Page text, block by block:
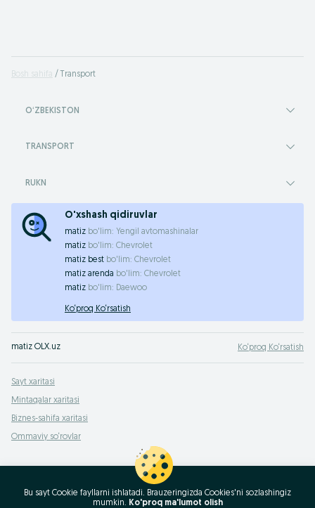
Bosh sahifa Transport
OʻZBEKISTON
TRANSPORT
RUKN
O'xshash qidiruvlar
matiz bo'lim: Yengil avtomashinalar
matiz bo'lim: Chevrolet
matiz best bo'lim: Chevrolet
matiz arenda bo'lim: Chevrolet
matiz bo'lim: Daewoo
Ko‘proq Ko‘rsatish
matiz OLX.uz Ko‘proq Ko‘rsatish
Sayt xaritasi
Mintaqalar xaritasi
Biznes-sahifa xaritasi
Ommaviy so‘rovlar
Bu sayt Cookie fayllarni ishlatadi. Brauzeringizda Cookies'ni sozlashingiz
mumkin. Ko'proq ma'lumot olish